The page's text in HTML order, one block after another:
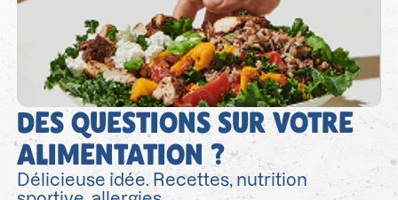
DES QUESTIONS SUR VOTRE
ALIMENTATION ?
Délicieuse idée. Recettes, nutrition